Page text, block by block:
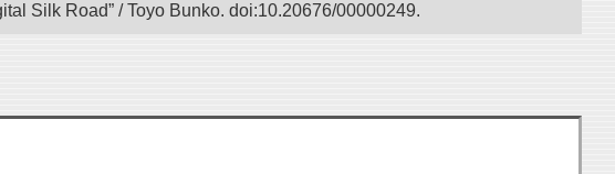
Silk Road” / Toyo Bunko. doi:10.20676/00000249.